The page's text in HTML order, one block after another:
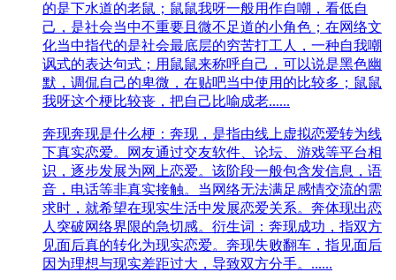
的是下水道的老鼠；鼠鼠我呀一般用作自嘲，看低自
己，是社会当中不重要且微不足道的小角色；在网络文
化当中指代的是社会最底层的穷苦打工人，一种自我嘲
讽式的表达句式；用鼠鼠来称呼自己，可以说是黑色幽
默，调侃自己的卑微，在贴吧当中使用的比较多；鼠鼠
我呀这个梗比较丧，把自己比喻成老......
奔现奔现是什么梗：奔现，是指由线上虚拟恋爱转为线
下真实恋爱。网友通过交友软件、论坛、游戏等平台相
识，逐步发展为网上恋爱。该阶段一般包含发信息，语
音，电话等非真实接触。当网络无法满足感情交流的需
求时，就希望在现实生活中发展恋爱关系。奔体现出恋
人突破网络界限的急切感。衍生词：奔现成功，指双方
见面后真的转化为现实恋爱。奔现失败翻车，指见面后
因为理想与现实差距过大，导致双方分手。......